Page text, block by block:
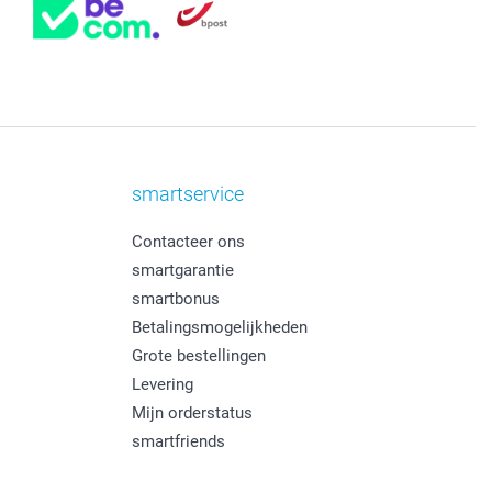
smartservice
Contacteer ons
smartgarantie
smartbonus
Betalingsmogelijkheden
Grote bestellingen
Levering
Mijn orderstatus
smartfriends